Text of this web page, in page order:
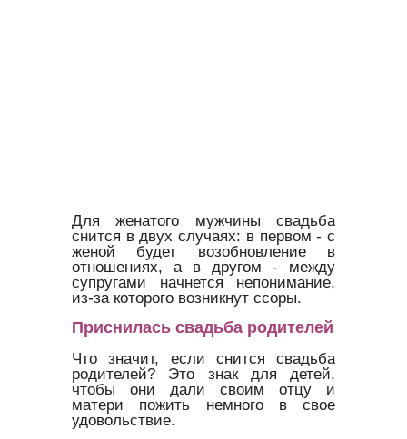
Для женатого мужчины свадьба
снится в двух случаях: в первом - с
женой будет возобновление в
отношениях, а в другом - между
супругами начнется непонимание,
из-за которого возникнут ссоры.
Приснилась свадьба родителей
Что значит, если снится свадьба
родителей? Это знак для детей,
чтобы они дали своим отцу и
матери пожить немного в свое
удовольствие.